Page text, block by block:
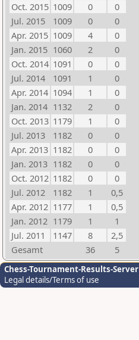
Oct. 2015 1009 0
0
Jul. 2015
1009 0
0
Apr. 2015 1009 4
0
Jan. 2015 1060 2
0
Oct. 2014 1091 0
0
Jul. 2014
1091 1
0
Apr. 2014 1094 1
0
Jan. 2014 1132 2
0
Oct. 2013 1179 1
0
Jul. 2013
1182 0
0
Apr. 2013 1182 0
0
Jan. 2013 1182 0
0
Oct. 2012 1182 0
0
Jul. 2012
1182 1
0,5
Apr. 2012 1177 1
0,5
Jan. 2012 1179 1
1
Jul. 2011
1147 8
2,5
Gesamt
36 5
Chess-Tournament-Results-Server
Legal details/Terms of use